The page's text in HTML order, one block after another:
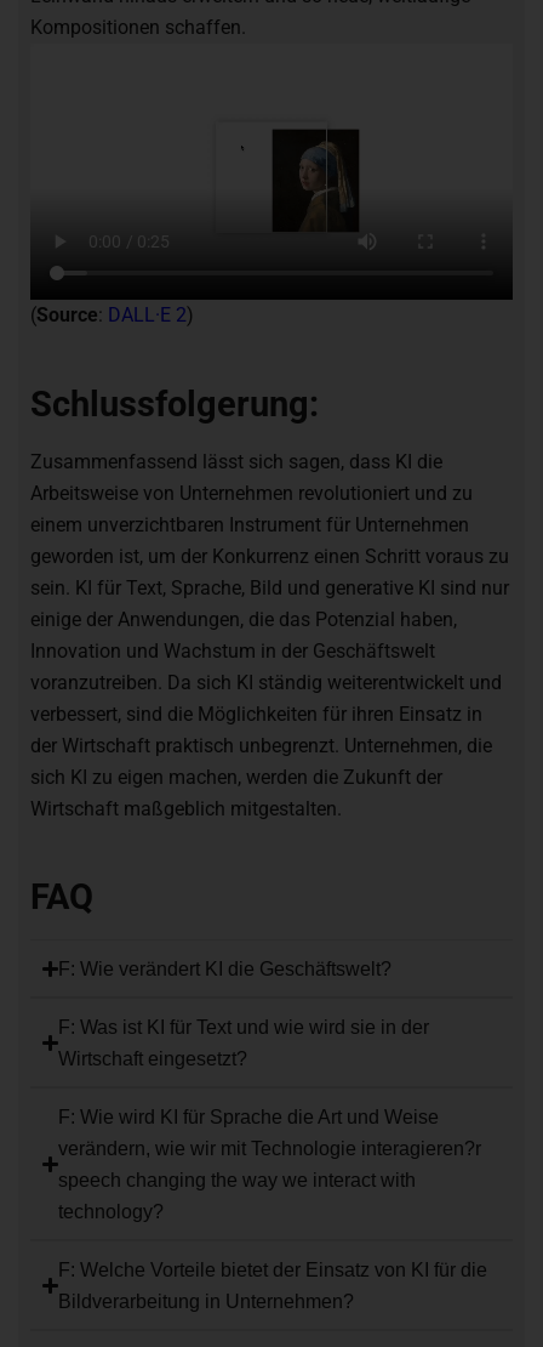
Kompositionen schaffen.
(Source: DALL·E 2)
Schlussfolgerung:
Zusammenfassend lässt sich sagen, dass KI die
Arbeitsweise von Unternehmen revolutioniert und zu
einem unverzichtbaren Instrument für Unternehmen
geworden ist, um der Konkurrenz einen Schritt voraus zu
sein. KI für Text, Sprache, Bild und generative KI sind nur
einige der Anwendungen, die das Potenzial haben,
Innovation und Wachstum in der Geschäftswelt
voranzutreiben. Da sich KI ständig weiterentwickelt und
verbessert, sind die Möglichkeiten für ihren Einsatz in
der Wirtschaft praktisch unbegrenzt. Unternehmen, die
sich KI zu eigen machen, werden die Zukunft der
Wirtschaft maßgeblich mitgestalten.
FAQ
F: Wie verändert KI die Geschäftswelt?
F: Was ist KI für Text und wie wird sie in der
Wirtschaft eingesetzt?
F: Wie wird KI für Sprache die Art und Weise
verändern, wie wir mit Technologie interagieren?r
speech changing the way we interact with
technology?
F: Welche Vorteile bietet der Einsatz von KI für die
Bildverarbeitung in Unternehmen?